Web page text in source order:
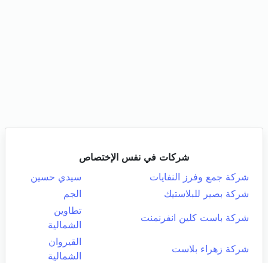
شركات في نفس الإختصاص
شركة جمع وفرز النفايات
سيدي حسين
شركة بصير للبلاستيك
الجم
شركة باست كلين انفرنمنت
تطاوين
الشمالية
شركة زهراء بلاست
القيروان
الشمالية